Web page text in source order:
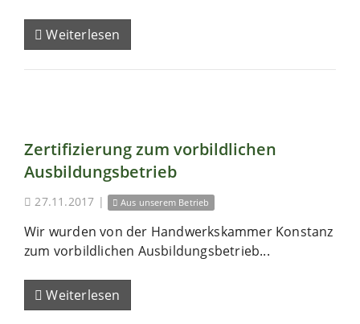
Weiterlesen
Zertifizierung zum vorbildlichen
Ausbildungsbetrieb
27.11.2017 | Aus unserem Betrieb
Wir wurden von der Handwerkskammer Konstanz
zum vorbildlichen Ausbildungsbetrieb...
Weiterlesen